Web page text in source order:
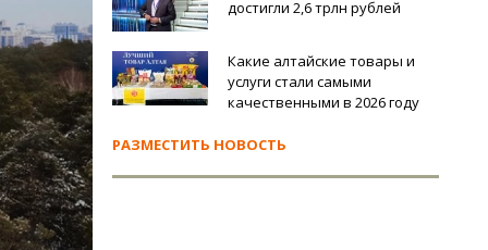
достигли 2,6 трлн рублей
Какие алтайские товары и
услуги стали самыми
качественными в 2026 году
РАЗМЕСТИТЬ НОВОСТЬ